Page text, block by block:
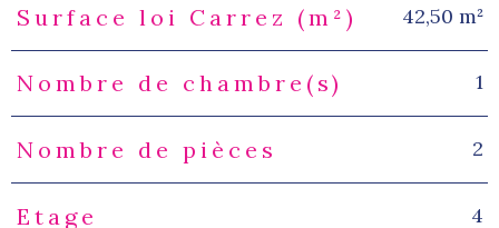
Surface loi Carrez (m²) 42,50 m²
Nombre de chambre(s) 1
Nombre de pièces 2
Etage 4